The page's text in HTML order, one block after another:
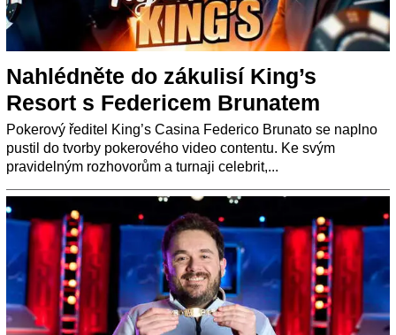
Nahlédněte do zákulisí King’s
Resort s Federicem Brunatem
Pokerový ředitel King’s Casina Federico Brunato se naplno
pustil do tvorby pokerového video contentu. Ke svým
pravidelným rozhovorům a turnaji celebrit,...